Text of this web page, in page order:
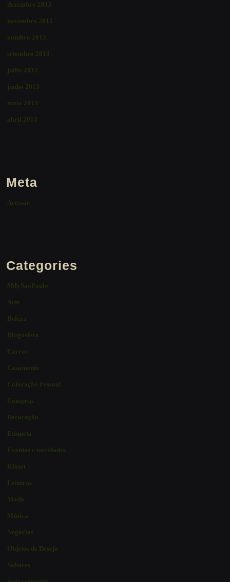
dezembro 2013
novembro 2013
outubro 2013
setembro 2013
julho 2013
junho 2013
maio 2013
abril 2013
Meta
Acessar
Categories
#MySaoPaulo
Arte
Beleza
Blogosfera
Carros
Casamento
Coloração Pessoal
Compras
Decoração
Etiqueta
Eventos e novidades
Kloset
Leituras
Moda
Música
Negócios
Objetos de Desejo
Sabores